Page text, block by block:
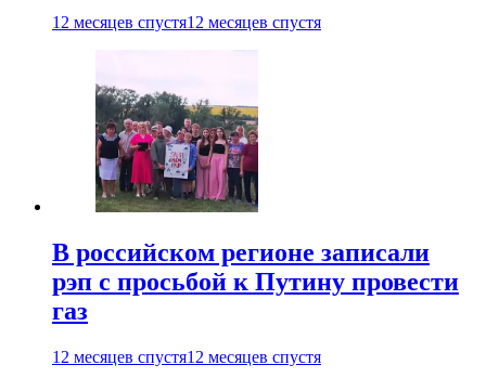
12 месяцев спустя12 месяцев спустя
В российском регионе записали
рэп с просьбой к Путину провести
газ
12 месяцев спустя12 месяцев спустя